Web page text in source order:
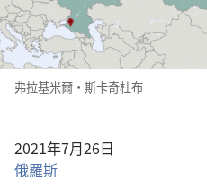
弗拉基米爾·斯卡奇杜布
2021年7月26日
俄羅斯